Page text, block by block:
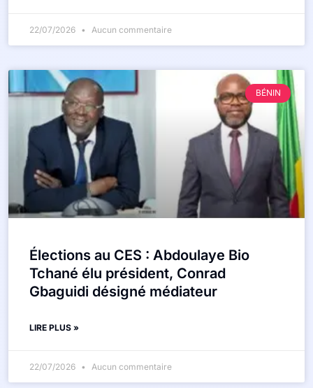
22/07/2026 Aucun commentaire
BÉNIN
Élections au CES : Abdoulaye Bio
Tchané élu président, Conrad
Gbaguidi désigné médiateur
LIRE PLUS »
22/07/2026 Aucun commentaire